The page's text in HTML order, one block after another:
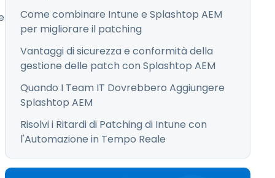
Come combinare Intune e Splashtop AEM
per migliorare il patching
Vantaggi di sicurezza e conformità della
gestione delle patch con Splashtop AEM
Quando I Team IT Dovrebbero Aggiungere
Splashtop AEM
Risolvi i Ritardi di Patching di Intune con
l'Automazione in Tempo Reale